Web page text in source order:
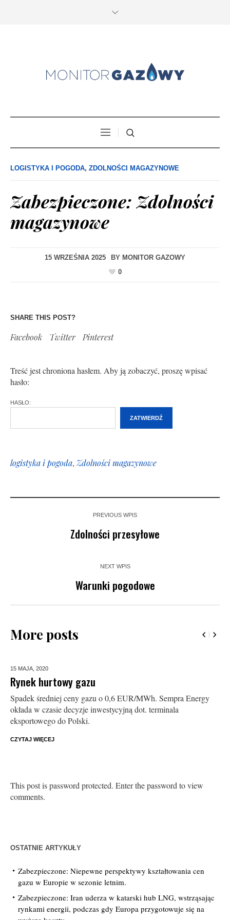
LOGISTYKA I POGODA, ZDOLNOŚCI MAGAZYNOWE
Zabezpieczone: Zdolności
magazynowe
15 WRZEŚNIA 2025 BY MONITOR GAZOWY
0
SHARE THIS POST?
Facebook Twitter Pinterest
Treść jest chroniona hasłem. Aby ją zobaczyć, proszę wpisać
hasło:
HASŁO:
logistyka i pogoda,Zdolności magazynowe
PREVIOUS WPIS
Zdolności przesyłowe
NEXT WPIS
Warunki pogodowe
More posts
15 MAJA, 2020
Rynek hurtowy gazu
Spadek średniej ceny gazu o 0,6 EUR/MWh. Sempra Energy
okłada w czasie decyzje inwestycyjną dot. terminala
eksportowego do Polski.
CZYTAJ WIĘCEJ
This post is password protected. Enter the password to view
comments.
OSTATNIE ARTYKUŁY
Zabezpieczone: Niepewne perspektywy kształtowania cen
gazu w Europie w sezonie letnim.
Zabezpieczone: Iran uderza w katarski hub LNG, wstrząsając
rynkami energii, podczas gdy Europa przygotowuje się na